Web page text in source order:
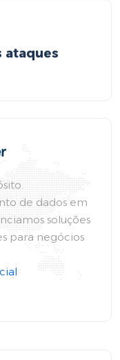
ataques
de dados em
soluções
para negócios